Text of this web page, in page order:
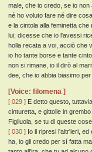
male, che io credo, se io
né ho voluto fare né dire
e la cintola alla feminetta
lui; dicesse che io l'avessi
holla recata a voi, acciò che
io ho tante borse e tante
non si rimane, io il dirò al
dee, che io abbia biasimo
[Voice: filomena ]
[ 029 ] E detto questo,
cinturetta, e gittolle in
Figliuola, se tu di queste
[ 030 ] Io il ripresi l'altr'ieri,
ha, io gli credo per sí fatta